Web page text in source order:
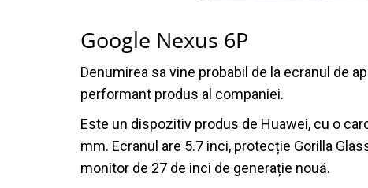
Google Nexus 6P
Denumirea sa vine probabil de la ecranul de
performant produs al companiei.
Este un dispozitiv produs de Huawei, cu o
mm. Ecranul are 5.7 inci, protecție Gorilla
monitor de 27 de inci de generație nouă.